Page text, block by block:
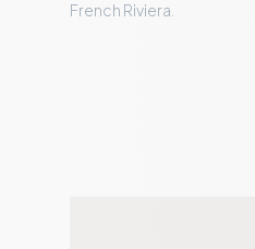
French Riviera.